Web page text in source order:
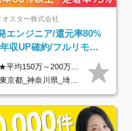
オスター株式会社
エンジニア/還元率80%
収UP確約/フルリモ
年休130日/平均残業7h/
万件の案件から選択
★平均150万～200万円年収UPを実現！ ★前職給与を100％保証！ ★案件内容の開示・明確な評価体制あり ⇒クライアント評価で即昇給を実現したケースも◎ ★年12回（毎月昇給チャンスあり） ■月給35万円～103万円 ※経験・能力・前職給与を考慮し、決定 ※上記給与には月30時間分(6万6500円以上)の固定残業代が含まれます。超過分は手当として別途支給します ※試用期間3ヶ月あり(期間中の給与・待遇面に差異はありません) ▼収入アップの実例をご紹介 ───────────── ★働き方改革をした30代男性（PG） 子どもが生まれたばかりなのに、忙しい現場で残業も月50～60時間が当たり前。 ⇒残業ほぼゼロ＆週3リモートの働き方に！しかも給与もアップ！ ★収入アップした30代男性（PM） 子供が3人いて家計も苦しく、残業代で稼ぐ日々… ⇒残業をたくさんしていた年収額より、100万円以上アップしました！
東京都_神奈川県_埼玉県_千葉県_大阪府_愛知県_北海道_青森県_岩手県_宮城県_秋田県_山形県_福島県_茨城県_栃木県_群馬県_新潟県_山梨県_長野県_富山県_石川県_福井県_静岡県_岐阜県_三重県_兵庫県_京都府_滋賀県_奈良県_和歌山県_広島県_岡山県_鳥取県_島根県_山口県_徳島県_香川県_愛媛県_高知県_福岡県_熊本県_佐賀県_長崎県_大分県_宮崎県_鹿児島県_沖縄県